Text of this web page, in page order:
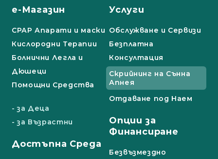
е-Магазин
СРАР Апарати и маски
Кислородни Терапии
Болнични Легла и
Дюшеци
Помощни Средства
- за Деца
- за Възрастни
Достъпна Среда
Услуги
Обслужване и Сервизи
Безплатна
Консултация
Скрийнинг на Сънна
Апнея
Отдаване под Наем
Опции за
Финансиране
Безвъзмездно